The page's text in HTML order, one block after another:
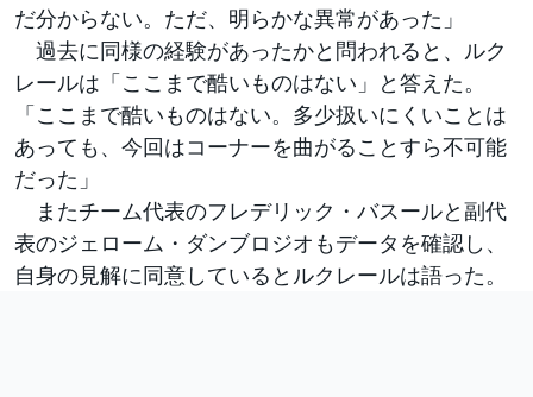
だ分からない。ただ、明らかな異常があった」
過去に同様の経験があったかと問われると、ルク
レールは「ここまで酷いものはない」と答えた。
「ここまで酷いものはない。多少扱いにくいことは
あっても、今回はコーナーを曲がることすら不可能
だった」
またチーム代表のフレデリック・バスールと副代
表のジェローム・ダンブロジオもデータを確認し、
自身の見解に同意しているとルクレールは語った。